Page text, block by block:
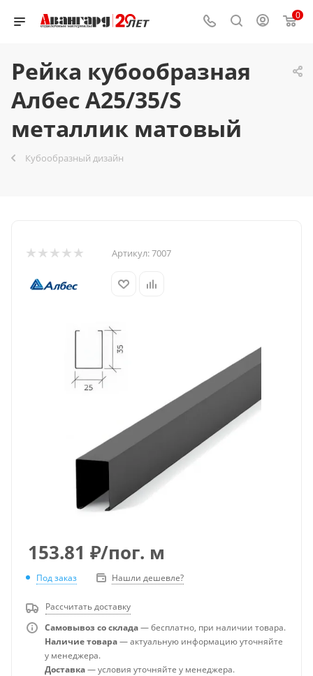
0
Рейка кубообразная
Албес A25/35/S
металлик матовый
Кубообразный дизайн
Артикул:7007
153.81 ₽/пог. м
Под заказ Нашли дешевле?
Рассчитать доставку
Самовывоз со склада— бесплатно, при наличии товара.
Наличие товара— актуальную информацию уточняйте
у менеджера.
Доставка— условия уточняйте у менеджера.